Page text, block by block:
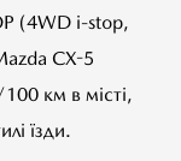
(4WD i-stop,
CX-5
км в місті,
їзди.